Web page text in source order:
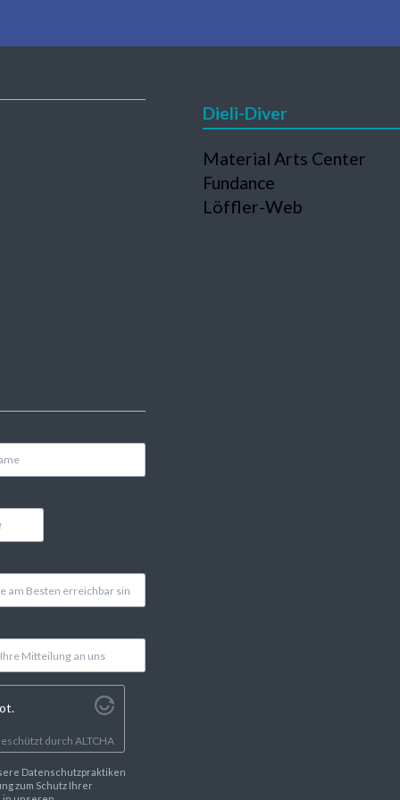
Dieli-Diver
Navigation
überspringen
Material Arts Center
Fundance
Löffler-Web
durch ALTCHA
Datenschutzpraktiken
zum Schutz Ihrer